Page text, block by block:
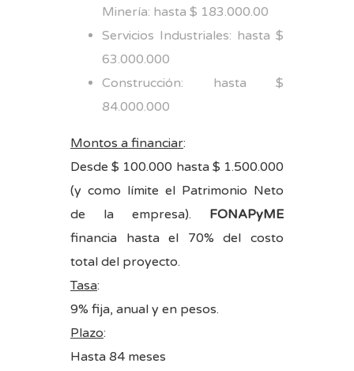
Minería: hasta $ 183.000.00
Servicios Industriales: hasta $
63.000.000
Construcción: hasta $
84.000.000
Montos a financiar:
Desde $ 100.000 hasta $ 1.500.000
(y como límite el Patrimonio Neto
de la empresa). FONAPyME
financia hasta el 70% del costo
total del proyecto.
Tasa:
9% fija, anual y en pesos.
Plazo:
Hasta 84 meses